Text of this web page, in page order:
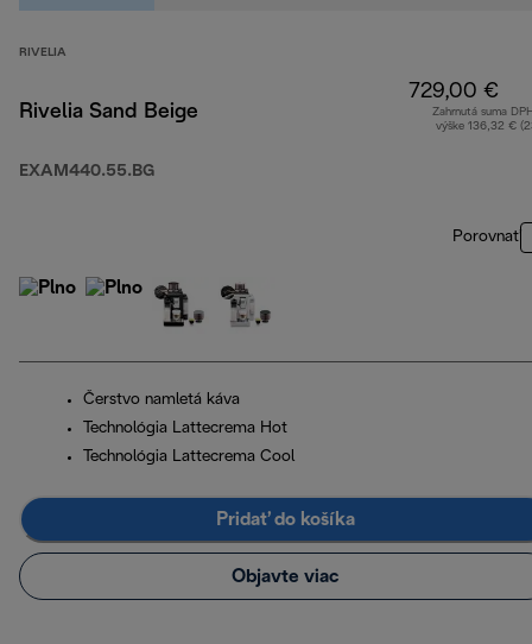
RIVELIA
Rivelia Sand Beige
EXAM440.55.BG
729,00 €
Zahrnutá suma
výške 136,32 €
Porovnať
Čerstvo namletá káva
Technológia Lattecrema Hot
Technológia Lattecrema Cool
Pridať do košíka
Objavte viac